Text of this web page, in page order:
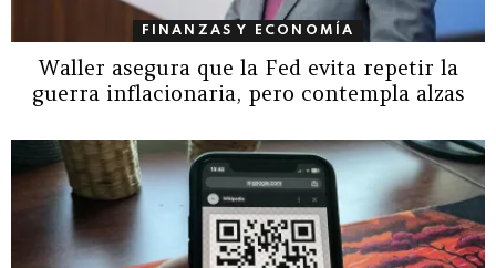
FINANZAS Y ECONOMÍA
Waller asegura que la Fed evita repetir la
guerra inflacionaria, pero contempla alzas